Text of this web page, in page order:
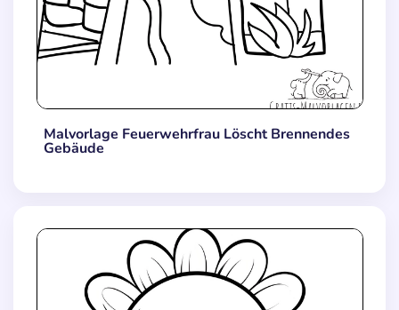
Malvorlage Feuerwehrfrau Löscht Brennendes
Gebäude